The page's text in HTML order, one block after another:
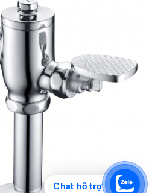
Chat hỗ trợ